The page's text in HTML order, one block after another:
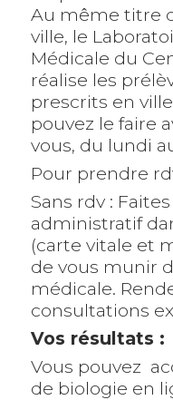
Au même titre
ville, le
Médicale du
réalise les
prescrits en
pouvez le faire
vous, du lundi
Pour prendre rdv
Sans rdv :
administratif
(carte vitale et
de vous munir
médicale.
consultations
Vos résultats :
Vous pouvez
de biologie en